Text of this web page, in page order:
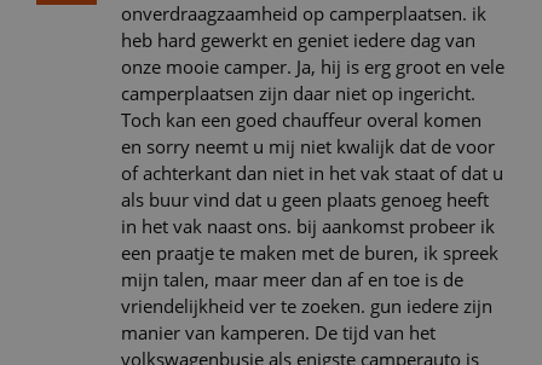
onverdraagzaamheid op camperplaatsen. ik
heb hard gewerkt en geniet iedere dag van
onze mooie camper. Ja, hij is erg groot en vele
camperplaatsen zijn daar niet op ingericht.
Toch kan een goed chauffeur overal komen
en sorry neemt u mij niet kwalijk dat de voor
of achterkant dan niet in het vak staat of dat u
als buur vind dat u geen plaats genoeg heeft
in het vak naast ons. bij aankomst probeer ik
een praatje te maken met de buren, ik spreek
mijn talen, maar meer dan af en toe is de
vriendelijkheid ver te zoeken. gun iedere zijn
manier van kamperen. De tijd van het
volkswagenbusje als enigste camperauto is